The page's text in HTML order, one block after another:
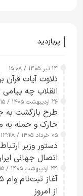
پربازدید
۱۴ تیر ۱۴۰۵ / ۱۵:۰۸
تلاوت آیات
انقلاب چه
۲۶ اردیبهشت ۱۴۰۵ / ۱۰:۱۵
طرح‌ بازگشت به
خارک و حمله
۰۵ خرداد ۱۴۰۵ / ۱۳:۲۸
دستور وزیر
اتصال جهانی
کامل مردم تا ۲۴ ساعت آینده
۲۴ اردیبهشت ۱۴۰۵ / ۰۹:۱۵
از امروز